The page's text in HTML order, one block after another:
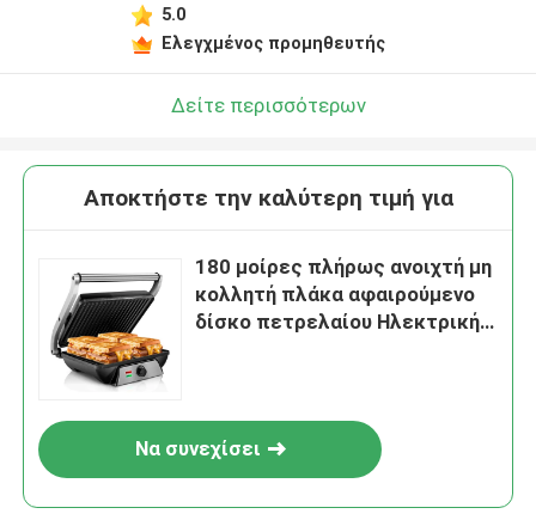
5.0
Ελεγχμένος προμηθευτής
Δείτε περισσότερων
Αποκτήστε την καλύτερη τιμή για
180 μοίρες πλήρως ανοιχτή μη
κολλητή πλάκα αφαιρούμενο
δίσκο πετρελαίου Ηλεκτρική
Να συνεχίσει